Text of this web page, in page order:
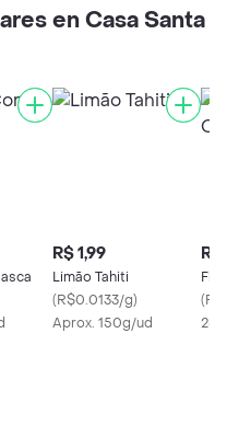
en Casa Santa
R$ 1,99
Limão Tahiti
(R$0.0133/g)
Aprox. 150g/ud
R$
Fld
(